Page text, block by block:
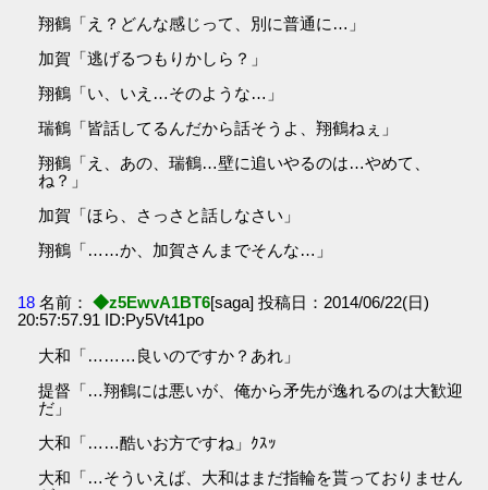
翔鶴「え？どんな感じって、別に普通に…」
加賀「逃げるつもりかしら？」
翔鶴「い、いえ…そのような…」
瑞鶴「皆話してるんだから話そうよ、翔鶴ねぇ」
翔鶴「え、あの、瑞鶴…壁に追いやるのは…やめて、
ね？」
加賀「ほら、さっさと話しなさい」
翔鶴「……か、加賀さんまでそんな…」
18 名前： ◆z5EwvA1BT6[saga] 投稿日：2014/06/22(日)
20:57:57.91 ID:Py5Vt41po
大和「………良いのですか？あれ」
提督「…翔鶴には悪いが、俺から矛先が逸れるのは大歓迎
だ」
大和「……酷いお方ですね」ｸｽｯ
大和「…そういえば、大和はまだ指輪を貰っておりません